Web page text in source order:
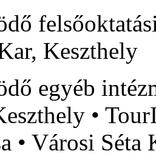
Keszthely
egyéb
•
• Városi Séta